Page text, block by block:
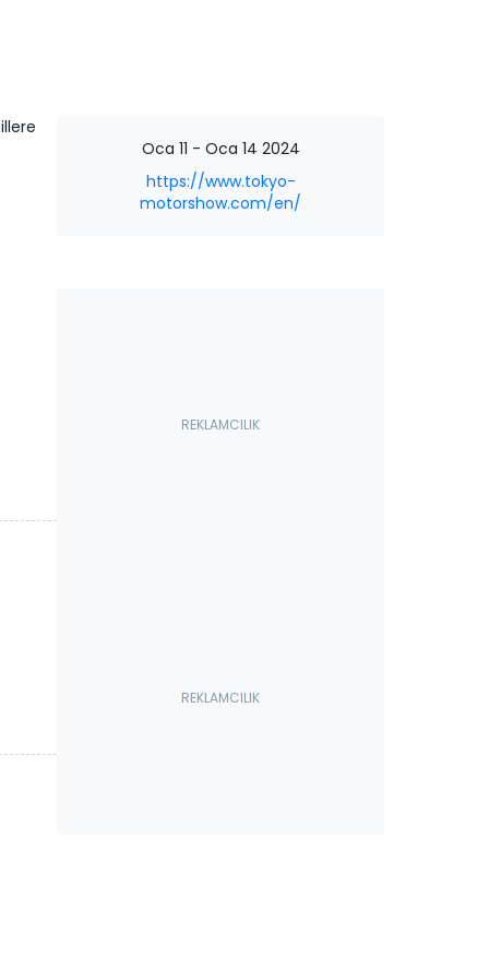
Oca 11 - Oca 14 2024
https://www.tokyo-
motorshow.com/en/